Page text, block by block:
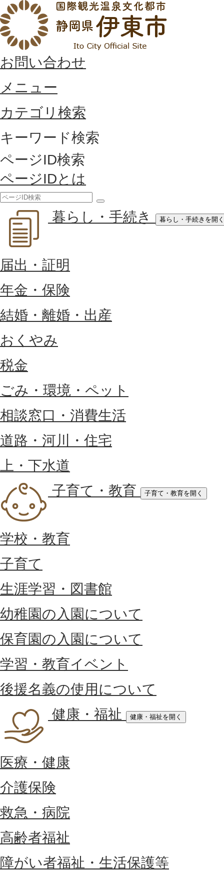
お問い合わせ
メニュー
カテゴリ検索
キーワード検索
ページID検索
ページIDとは
索
暮らし・手続き 暮らし・手続きを開く
届出・証明
年金・保険
結婚・離婚・出産
おくやみ
税金
ごみ・環境・ペット
相談窓口・消費生活
道路・河川・住宅
上・下水道
子育て・教育
子育て・教育を開く
学校・教育
子育て
生涯学習・図書館
幼稚園の入園について
保育園の入園について
学習・教育イベント
後援名義の使用について
健康・福祉
健康・福祉を開く
医療・健康
介護保険
救急・病院
高齢者福祉
障がい者福祉・生活保護等